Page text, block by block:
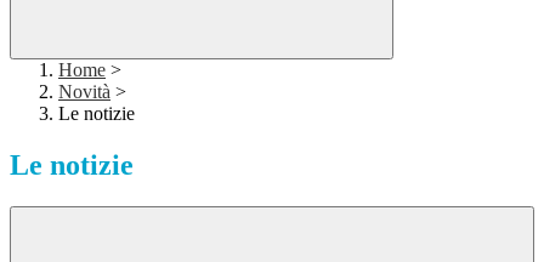
Home >
Novità >
Le notizie
Le notizie